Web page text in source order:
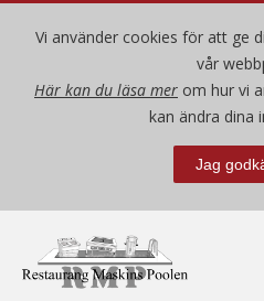
Vi använder cookies för att ge
vår
Här kan du läsa mer om hur vi
kan ändra dina
Jag
Hem
Nya